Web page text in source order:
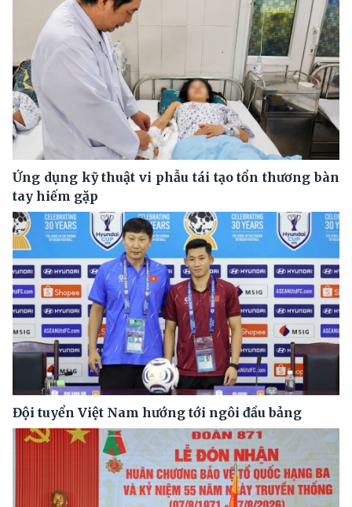
Ứng dụng kỹ thuật vi phẫu tái tạo tổn thương bàn
tay hiếm gặp
Đội tuyển Việt Nam hướng tới ngôi đầu bảng